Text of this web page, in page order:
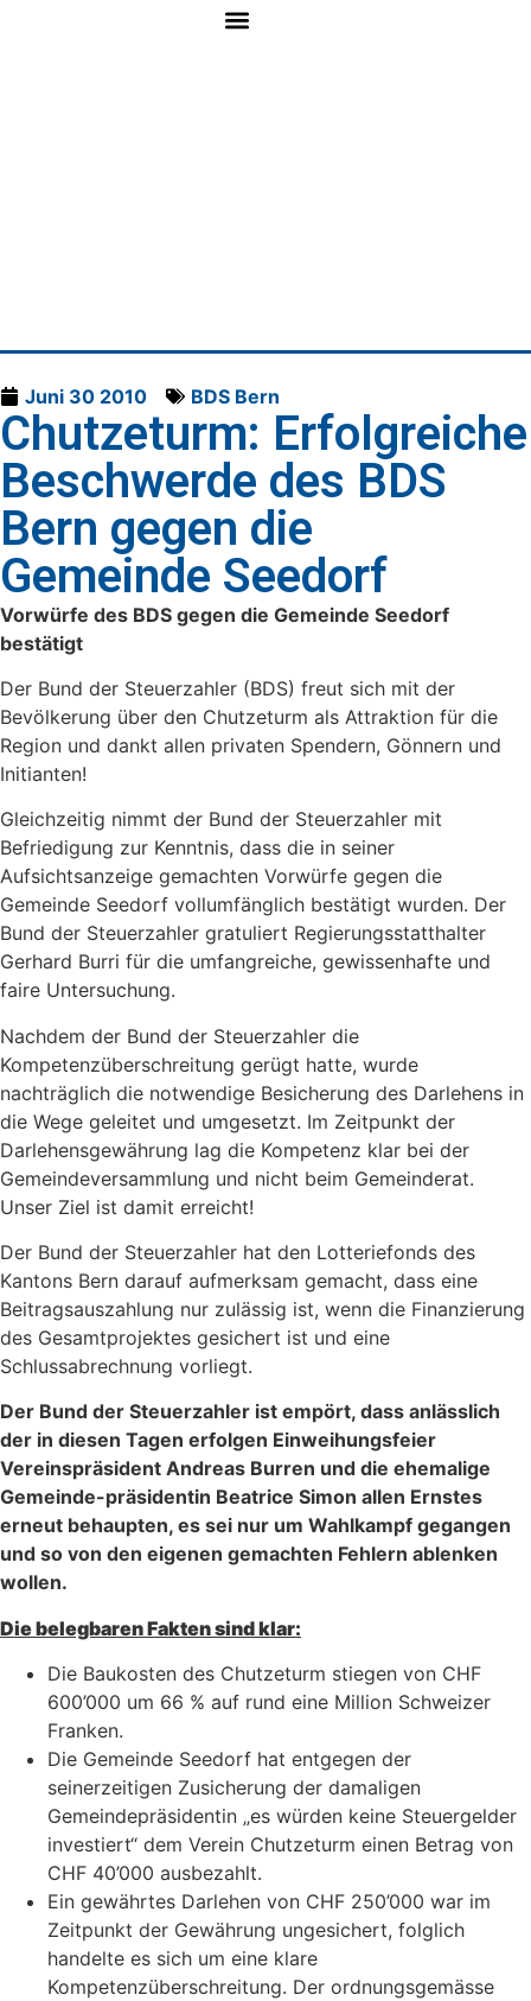
Juni 30 2010 BDS Bern
Chutzeturm: Erfolgreiche
Beschwerde des BDS
Bern gegen die
Gemeinde Seedorf
Vorwürfe des BDS gegen die Gemeinde Seedorf
bestätigt
Der Bund der Steuerzahler (BDS) freut sich mit der
Bevölkerung über den Chutzeturm als Attraktion für die
Region und dankt allen privaten Spendern, Gönnern und
Initianten!
Gleichzeitig nimmt der Bund der Steuerzahler mit
Befriedigung zur Kenntnis, dass die in seiner
Aufsichtsanzeige gemachten Vorwürfe gegen die
Gemeinde Seedorf vollumfänglich bestätigt wurden. Der
Bund der Steuerzahler gratuliert Regierungsstatthalter
Gerhard Burri für die umfangreiche, gewissenhafte und
faire Untersuchung.
Nachdem der Bund der Steuerzahler die
Kompetenzüberschreitung gerügt hatte, wurde
nachträglich die notwendige Besicherung des Darlehens in
die Wege geleitet und umgesetzt. Im Zeitpunkt der
Darlehensgewährung lag die Kompetenz klar bei der
Gemeindeversammlung und nicht beim Gemeinderat.
Unser Ziel ist damit erreicht!
Der Bund der Steuerzahler hat den Lotteriefonds des
Kantons Bern darauf aufmerksam gemacht, dass eine
Beitragsauszahlung nur zulässig ist, wenn die Finanzierung
des Gesamtprojektes gesichert ist und eine
Schlussabrechnung vorliegt.
Der Bund der Steuerzahler ist empört, dass anlässlich
der in diesen Tagen erfolgen Einweihungsfeier
Vereinspräsident Andreas Burren und die ehemalige
Gemeinde-präsidentin Beatrice Simon allen Ernstes
erneut behaupten, es sei nur um Wahlkampf gegangen
und so von den eigenen gemachten Fehlern ablenken
wollen.
Die belegbaren Fakten sind klar:
Die Baukosten des Chutzeturm stiegen von CHF
600’000 um 66 % auf rund eine Million Schweizer
Franken.
Die Gemeinde Seedorf hat entgegen der
seinerzeitigen Zusicherung der damaligen
Gemeindepräsidentin „es würden keine Steuergelder
investiert“ dem Verein Chutzeturm einen Betrag von
CHF 40’000 ausbezahlt.
Ein gewährtes Darlehen von CHF 250’000 war im
Zeitpunkt der Gewährung ungesichert, folglich
handelte es sich um eine klare
Kompetenzüberschreitung. Der ordnungsgemässe